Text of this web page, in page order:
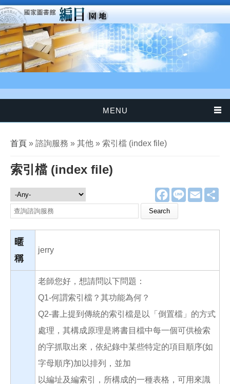
移至主內容
MENU
您在這裡
首頁 » 諮詢服務 » 其他 » 索引檔 (index file)
索引檔 (index file)
F
a
e
o
L
E
m
諮詢服務
Search this site
暱
稱
jerry
老師您好，想請問以下問題：
Q1-何謂索引檔？其功能為何？
Q2-書上提到傳統的索引檔是以「倒置檔」的方式
處理，其構成原理是將書目檔中每一個可供檢索
的字抓取出來，依紀錄中某些特定的項目順序(如
字母順序)加以排列，並加
以編址及編索引，所構成的一種表格，可用來識